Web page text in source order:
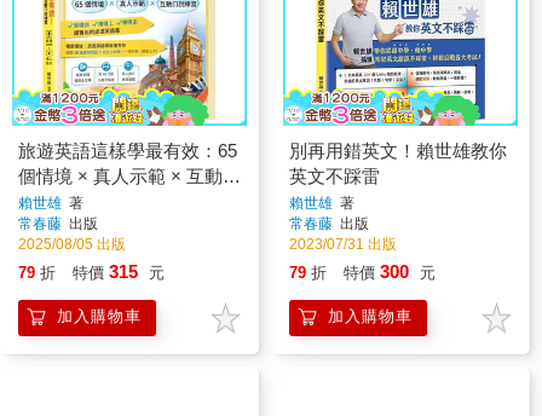
旅遊英語這樣學最有效：65
個情境 × 真人示範 × 互動口
說練習
賴世雄 著
常春藤 出版
2025/08/05 出版
79 折 特價 315 元
加入購物車
別再用錯英文！賴世雄教你
英文不踩雷
賴世雄 著
常春藤 出版
2023/07/31 出版
79 折 特價 300 元
加入購物車